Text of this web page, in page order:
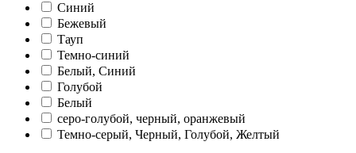
Синий
Бежевый
Тауп
Темно-синий
Белый, Синий
Голубой
Белый
серо-голубой, черный, оранжевый
Темно-серый, Черный, Голубой, Желтый